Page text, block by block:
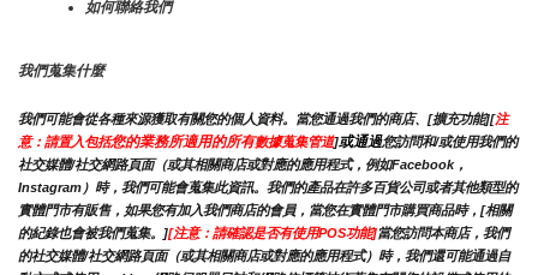
如何聯絡我們
我們蒐集什麼
我們可能會從各種來源獲取有關您的個人資料。當您通過我們的商店、[擴充功能][注
意：請置入包括您的業務所適用的所有數據蒐集管道]或通過您訪問和/或使用我們的
社交媒體/社交網路頁面（或其相關商店或對應的應用程式，例如Facebook，
Instagram）時，我們可能會蒐集此資訊。我們的產品在許多百貨公司或者其他類型的
實體門市有販售，如果您有加入我們商店的會員，當您在實體門市購買商品時，[相關
的紀錄也會被我們蒐集。][注意：請確認是否有使用POS功能]當您訪問本商店，我們
的社交媒體/社交網路頁面（或其相關商店或對應的應用程式）時，我們還可能通過自